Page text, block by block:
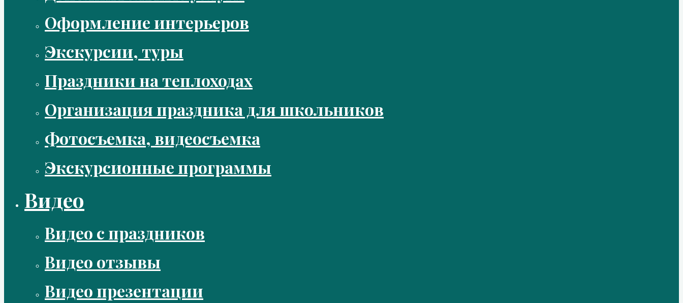
Оформление интерьеров
Экскурсии, туры
Праздники на теплоходах
Организация праздника для школьников
Фотосъемка, видеосъемка
Экскурсионные программы
Видео
Видео с праздников
Видео отзывы
Видео презентации